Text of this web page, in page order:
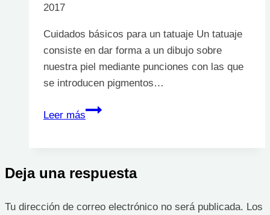
2017
Cuidados básicos para un tatuaje Un tatuaje
consiste en dar forma a un dibujo sobre
nuestra piel mediante punciones con las que
se introducen pigmentos…
Leer más
Cuidados
Deja una respuesta
Tu dirección de correo electrónico no será publicada. Los